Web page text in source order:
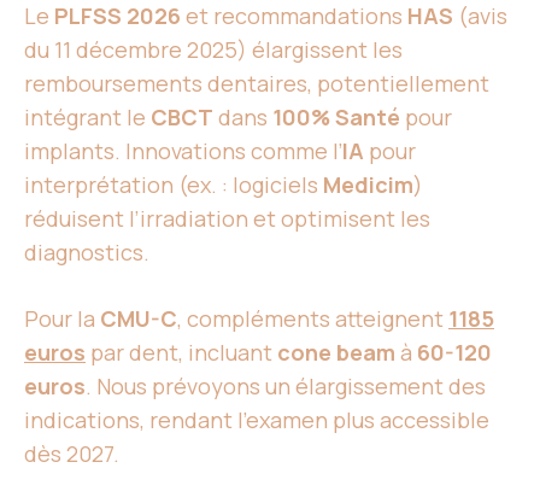
Le PLFSS 2026 et recommandations HAS (avis
du 11 décembre 2025) élargissent les
remboursements dentaires, potentiellement
intégrant le CBCT dans 100% Santé pour
implants. Innovations comme l’IA pour
interprétation (ex. : logiciels Medicim)
réduisent l’irradiation et optimisent les
diagnostics.
Pour la CMU-C, compléments atteignent 1185
euros par dent, incluant cone beam à 60-120
euros. Nous prévoyons un élargissement des
indications, rendant l’examen plus accessible
dès 2027.